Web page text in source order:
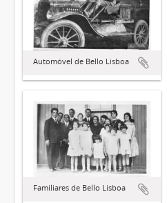
Automóvel de Bello Lisboa
Familiares de Bello Lisboa